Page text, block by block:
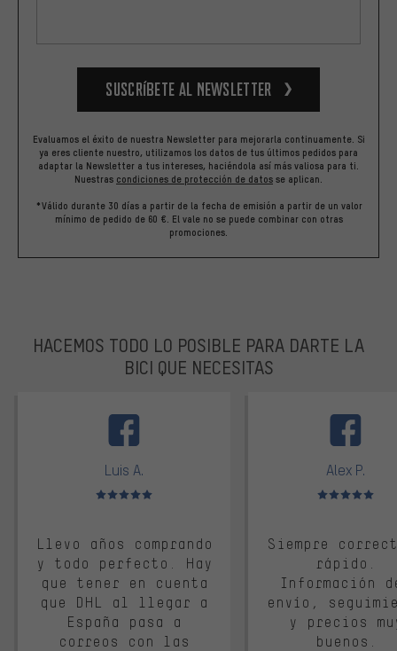
Suscríbete al newsletter
Evaluamos el éxito de nuestra Newsletter para mejorarla continuamente. Si
ya eres cliente nuestro, utilizamos los datos de tus últimos pedidos para
adaptar la Newsletter a tus intereses, haciéndola así más valiosa para ti.
Nuestras condiciones de protección de datos se aplican.
*Válido durante 30 días a partir de la fecha de emisión a partir de un valor
mínimo de pedido de 60 €. El vale no se puede combinar con otras
promociones.
HACEMOS TODO LO POSIBLE PARA DARTE LA
BICI QUE NECESITAS
Luis A.
Valoración media: 5 de 5
Llevo años comprando
y todo perfecto. Hay
que tener en cuenta
que DHL al llegar a
España pasa a
correos con las
Alex P.
Valoración
Siempre
rápido.
Información
envío,
y precios
buenos.